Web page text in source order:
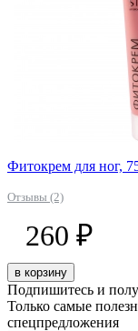
Фитокрем для ног,
Отзывы (2)
260 ₽
в корзину
Подпишитесь и
Только самые
спецпредложения